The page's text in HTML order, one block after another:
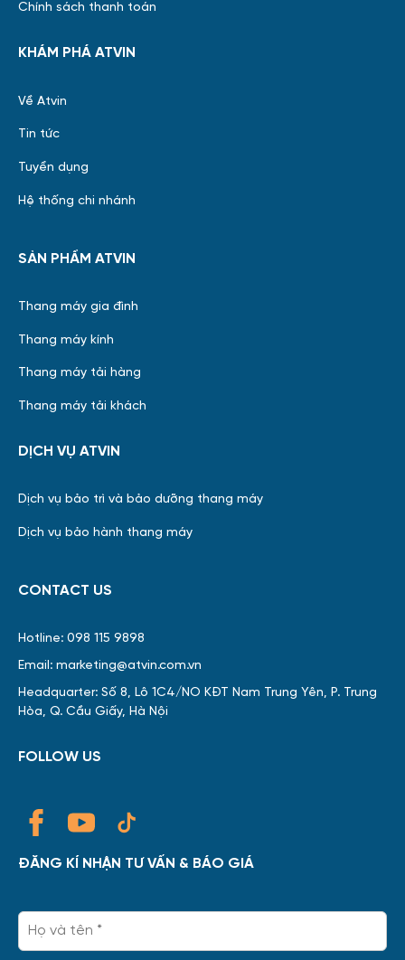
Chính sách thanh toán
KHÁM PHÁ ATVIN
Về Atvin
Tin tức
Tuyển dụng
Hệ thống chi nhánh
SẢN PHẨM ATVIN
Thang máy gia đình
Thang máy kính
Thang máy tải hàng
Thang máy tải khách
DỊCH VỤ ATVIN
Dịch vụ bảo trì và bảo dưỡng thang máy
Dịch vụ bảo hành thang máy
CONTACT US
Hotline: 098 115 9898
Email: marketing@atvin.com.vn
Headquarter: Số 8, Lô 1C4/NO KĐT Nam Trung Yên, P. Trung
Hòa, Q. Cầu Giấy, Hà Nội
FOLLOW US
ĐĂNG KÍ NHẬN TƯ VẤN & BÁO GIÁ